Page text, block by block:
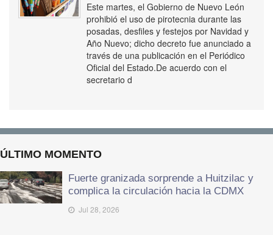
Este martes, el Gobierno de Nuevo León
prohibió el uso de pirotecnia durante las
posadas, desfiles y festejos por Navidad y
Año Nuevo; dicho decreto fue anunciado a
través de una publicación en el Periódico
Oficial del Estado.De acuerdo con el
secretario d
ÚLTIMO MOMENTO
Fuerte granizada sorprende a Huitzilac y
complica la circulación hacia la CDMX
Jul 28, 2026